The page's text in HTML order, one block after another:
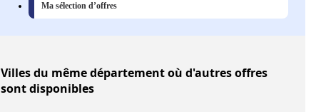
Ma sélection d’offres
Villesdu même département où d'autres offres
sont disponibles